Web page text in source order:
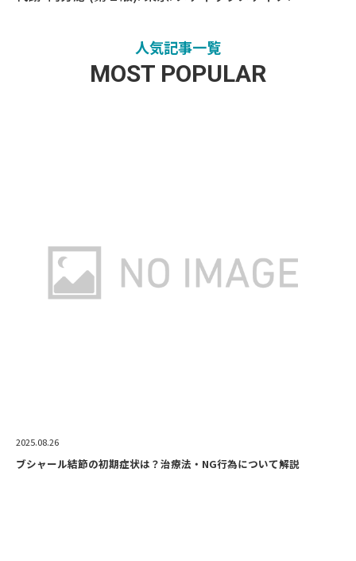
人気記事一覧
MOST POPULAR
2025.08.26
ブシャール結節の初期症状は？治療法・NG行為について解説